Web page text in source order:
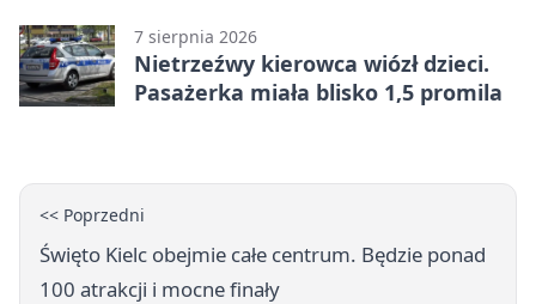
7 sierpnia 2026
Nietrzeźwy kierowca wiózł dzieci.
Pasażerka miała blisko 1,5 promila
<< Poprzedni
Święto Kielc obejmie całe centrum. Będzie ponad
100 atrakcji i mocne finały